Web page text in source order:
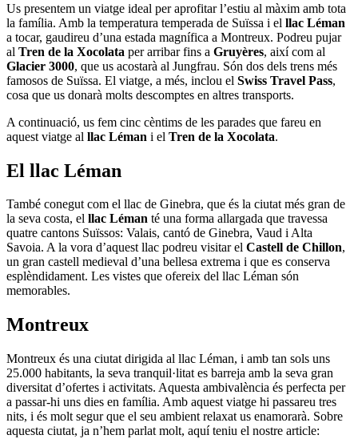
Us presentem un viatge ideal per aprofitar l’estiu al màxim amb tota
la família. Amb la temperatura temperada de Suïssa i el llac Léman
a tocar, gaudireu d’una estada magnífica a Montreux. Podreu pujar
al Tren de la Xocolata per arribar fins a Gruyères, així com al
Glacier 3000, que us acostarà al Jungfrau. Són dos dels trens més
famosos de Suïssa. El viatge, a més, inclou el Swiss Travel Pass,
cosa que us donarà molts descomptes en altres transports.
A continuació, us fem cinc cèntims de les parades que fareu en
aquest viatge al llac Léman i el Tren de la Xocolata.
El llac Léman
També conegut com el llac de Ginebra, que és la ciutat més gran de
la seva costa, el llac Léman té una forma allargada que travessa
quatre cantons Suïssos: Valais, cantó de Ginebra, Vaud i Alta
Savoia. A la vora d’aquest llac podreu visitar el Castell de Chillon,
un gran castell medieval d’una bellesa extrema i que es conserva
esplèndidament. Les vistes que ofereix del llac Léman són
memorables.
Montreux
Montreux és una ciutat dirigida al llac Léman, i amb tan sols uns
25.000 habitants, la seva tranquil·litat es barreja amb la seva gran
diversitat d’ofertes i activitats. Aquesta ambivalència és perfecta per
a passar-hi uns dies en família. Amb aquest viatge hi passareu tres
nits, i és molt segur que el seu ambient relaxat us enamorarà. Sobre
aquesta ciutat, ja n’hem parlat molt, aquí teniu el nostre article: